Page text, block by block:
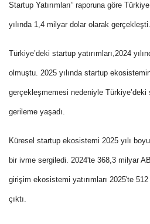
Startup Yatırımları” raporuna göre
yılında 1,4 milyar dolar olarak gerçekleşti.
Türkiye’deki startup yatırımları,2024
olmuştu. 2025 yılında startup
gerçekleşmemesi nedeniyle Türkiye’deki
gerileme yaşadı.
Küresel startup ekosistemi 2025 yılı
bir ivme sergiledi. 2024'te 368,3 milyar
girişim ekosistemi yatırımları 2025'te
çıktı.